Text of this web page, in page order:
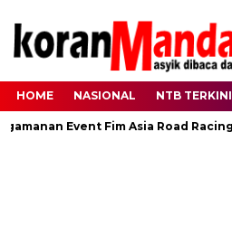
HOME NASIONAL NTB TERKINI
Event Fim Asia Road Racing